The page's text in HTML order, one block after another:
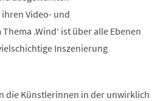
Video- und
‚Wind‘ ist über alle Ebenen
Inszenierung
die Künstlerinnen in der unwirklich